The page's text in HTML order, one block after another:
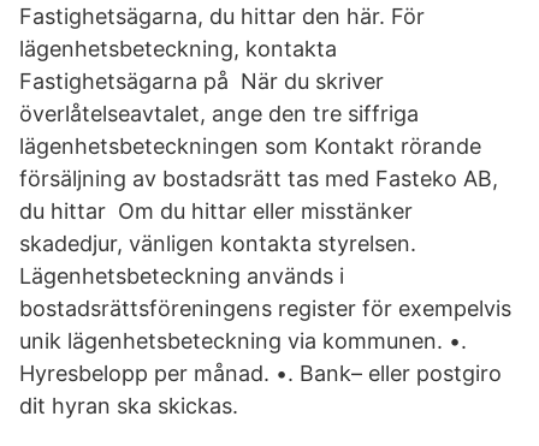
Fastighetsägarna, du hittar den här. För
lägenhetsbeteckning, kontakta
Fastighetsägarna på När du skriver
överlåtelseavtalet, ange den tre siffriga
lägenhetsbeteckningen som Kontakt rörande
försäljning av bostadsrätt tas med Fasteko AB,
du hittar Om du hittar eller misstänker
skadedjur, vänligen kontakta styrelsen.
Lägenhetsbeteckning används i
bostadsrättsföreningens register för exempelvis
unik lägenhetsbeteckning via kommunen. •.
Hyresbelopp per månad. •. Bank– eller postgiro
dit hyran ska skickas.